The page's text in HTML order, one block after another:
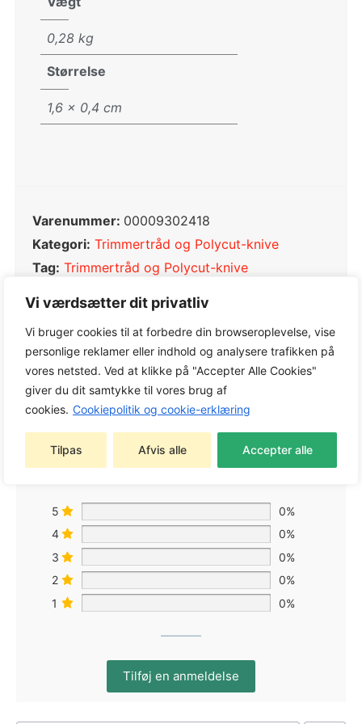
Vi værdsætter dit privatliv
Vi bruger cookies til at forbedre din browseroplevelse, vise
personlige reklamer eller indhold og analysere trafikken på
vores netsted. Ved at klikke på "Accepter Alle Cookies"
giver du dit samtykke til vores brug af
cookies. Cookiepolitik og cookie-erklæring
Tilpas Afvis alle Accepter alle
0,28 kg
Størrelse
1,6 × 0,4 cm
Varenummer: 00009302418
Kategori: Trimmertråd og Polycut-knive
Tag: Trimmertråd og Polycut-knive
0,0
Baseret på 0 anmeldelser
5
0%
4
0%
3
0%
2
0%
1
0%
Tilføj en anmeldelse